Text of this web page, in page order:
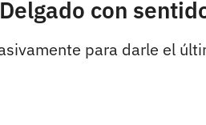
con
para darle el